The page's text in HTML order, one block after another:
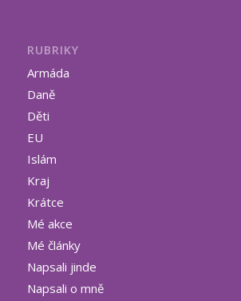
RUBRIKY
Armáda
Daně
Děti
EU
Islám
Kraj
Krátce
Mé akce
Mé články
Napsali jinde
Napsali o mně